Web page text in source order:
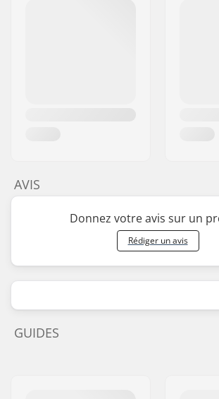
AVIS
Donnez votre avis sur un
Rédiger un avis
GUIDES